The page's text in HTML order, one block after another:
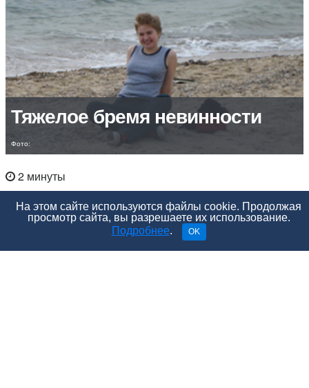
Тяжелое бремя невинности
Фото:
2 минуты
На этом сайте используются файлы cookie. Продолжая
просмотр сайта, вы разрешаете их использование.
Подробнее. OK